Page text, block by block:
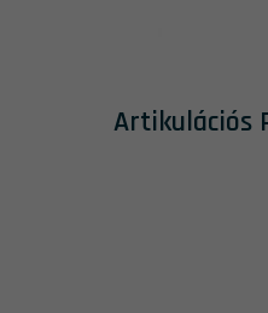
Artikulációs